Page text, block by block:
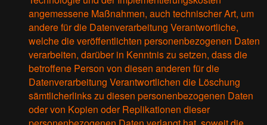
angemessene Maßnahmen, auch technischer Art, um
andere für die Datenverarbeitung Verantwortliche,
welche die veröffentlichten personenbezogenen Daten
verarbeiten, darüber in Kenntnis zu setzen, dass die
betroffene Person von diesen anderen für die
Datenverarbeitung Verantwortlichen die Löschung
sämtlicherlinks zu diesen personenbezogenen Daten
oder von Kopien oder Replikationen dieser